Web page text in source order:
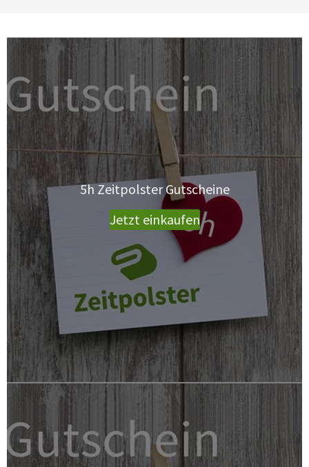
5h Zeitpolster Gutscheine
Jetzt einkaufen